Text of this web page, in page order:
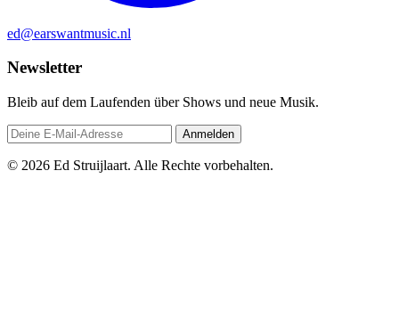
ed@earswantmusic.nl
Newsletter
Bleib auf dem Laufenden über Shows und neue Musik.
Anmelden
© 2026 Ed Struijlaart. Alle Rechte vorbehalten.